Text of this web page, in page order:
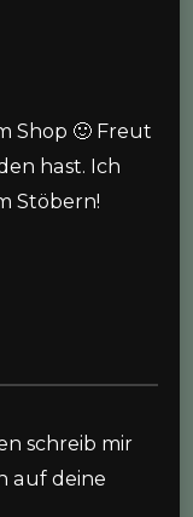
Shop 🙂 Freut
hast. Ich
Stöbern!
schreib mir
auf deine